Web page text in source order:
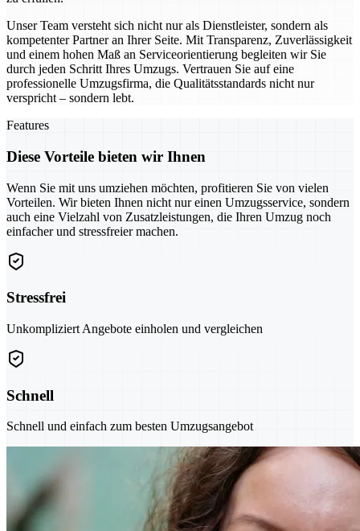
Unser Team versteht sich nicht nur als Dienstleister, sondern als
kompetenter Partner an Ihrer Seite. Mit Transparenz, Zuverlässigkeit
und einem hohen Maß an Serviceorientierung begleiten wir Sie
durch jeden Schritt Ihres Umzugs. Vertrauen Sie auf eine
professionelle Umzugsfirma, die Qualitätsstandards nicht nur
verspricht – sondern lebt.
Features
Diese Vorteile bieten wir Ihnen
Wenn Sie mit uns umziehen möchten, profitieren Sie von vielen
Vorteilen. Wir bieten Ihnen nicht nur einen Umzugsservice, sondern
auch eine Vielzahl von Zusatzleistungen, die Ihren Umzug noch
einfacher und stressfreier machen.
Stressfrei
Unkompliziert Angebote einholen und vergleichen
Schnell
Schnell und einfach zum besten Umzugsangebot